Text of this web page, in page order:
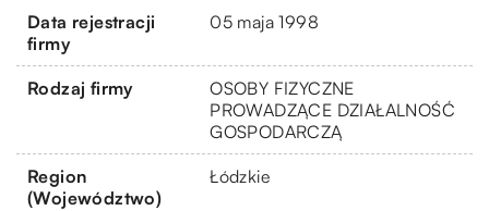
Data rejestracji
firmy
05 maja 1998
Rodzaj firmy
OSOBY FIZYCZNE
PROWADZĄCE DZIAŁALNOŚĆ
GOSPODARCZĄ
Region
(Województwo)
Łódzkie